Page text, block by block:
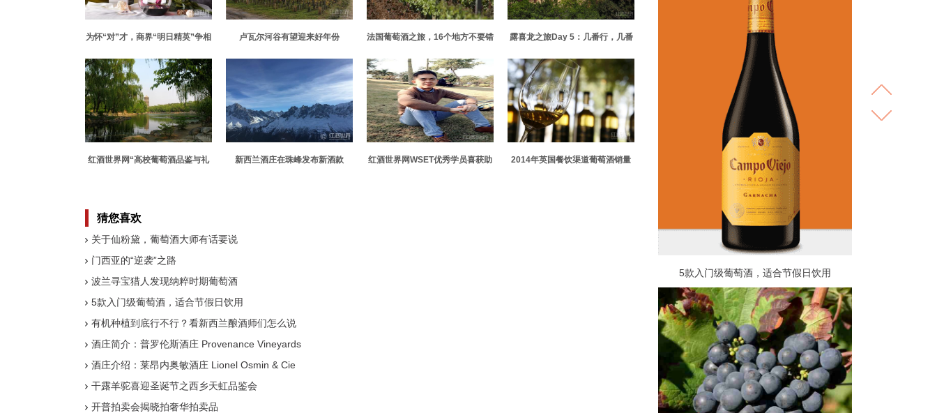
为怀“对”才，商界“明日精英”争相
卢瓦尔河谷有望迎来好年份
法国葡萄酒之旅，16个地方不要错
露喜龙之旅Day 5：几番行，几番
红酒世界网“高校葡萄酒品鉴与礼
新西兰酒庄在珠峰发布新酒款
红酒世界网WSET优秀学员喜获助
2014年英国餐饮渠道葡萄酒销量
猜您喜欢
关于仙粉黛，葡萄酒大师有话要说
门西亚的“逆袭”之路
波兰寻宝猎人发现纳粹时期葡萄酒
5款入门级葡萄酒，适合节假日饮用
有机种植到底行不行？看新西兰酿酒师们怎么说
酒庄简介：普罗伦斯酒庄 Provenance Vineyards
酒庄介绍：莱昂内奥敏酒庄 Lionel Osmin & Cie
干露羊驼喜迎圣诞节之西乡天虹品鉴会
开普拍卖会揭晓拍奢华拍卖品
5款入门级葡萄酒，适合节假日饮用